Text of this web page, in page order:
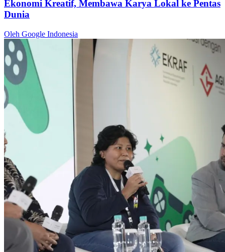
Ekonomi Kreatif, Membawa Karya Lokal ke Pentas
Dunia
Oleh Google Indonesia